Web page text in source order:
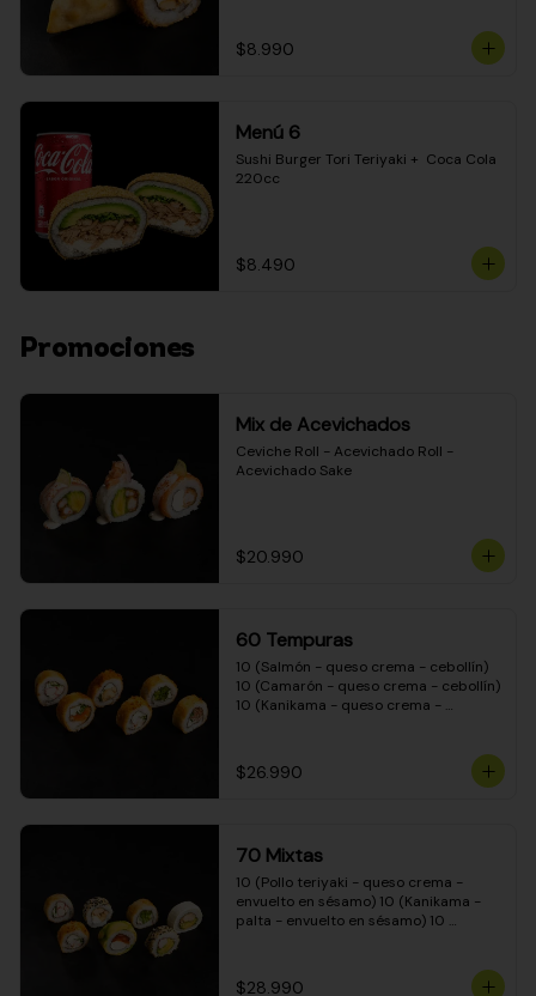
$8.990
Menú 6
Sushi Burger Tori Teriyaki +  Coca Cola
220cc
$8.490
Promociones
Mix de Acevichados
Ceviche Roll - Acevichado Roll -
Acevichado Sake
$20.990
60 Tempuras
10 (Salmón - queso crema - cebollín)
10 (Camarón - queso crema - cebollín)
10 (Kanikama - queso crema -
crema - cebollín) 10 (Carne - queso
crema - cebollín)
$26.990
70 Mixtas
10 (Pollo teriyaki - queso crema -
envuelto en sésamo) 10 (Kanikama -
palta - envuelto en sésamo) 10
- envuelto en queso crema) 10
$28.990